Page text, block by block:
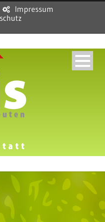
Impressum